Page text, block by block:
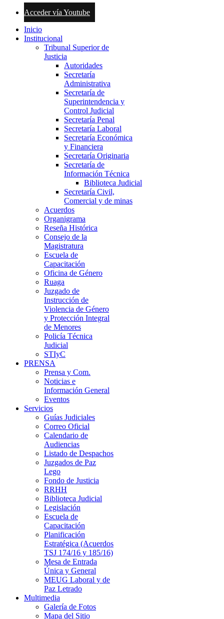
Acceder vía Youtube
Inicio
Institucional
Tribunal Superior de
Justicia
Autoridades
Secretaría
Administrativa
Secretaría de
Superintendencia y
Control Judicial
Secretaría Penal
Secretaría Laboral
Secretaría Económica
y Financiera
Secretaría Originaria
Secretaría de
Información Técnica
Biblioteca Judicial
Secretaría Civil,
Comercial y de minas
Acuerdos
Organigrama
Reseña Histórica
Consejo de la
Magistratura
Escuela de
Capacitación
Oficina de Género
Ruaga
Juzgado de
Instrucción de
Violencia de Género
y Protección Integral
de Menores
Policía Técnica
Judicial
STIyC
PRENSA
Prensa y Com.
Noticias e
Información General
Eventos
Servicios
Guías Judiciales
Correo Oficial
Calendario de
Audiencias
Listado de Despachos
Juzgados de Paz
Lego
Fondo de Justicia
RRHH
Biblioteca Judicial
Legislación
Escuela de
Capacitación
Planificación
Estratégica (Acuerdos
TSJ 174/16 y 185/16)
Mesa de Entrada
Única y General
MEUG Laboral y de
Paz Letrado
Multimedia
Galería de Fotos
Mapa del Sitio